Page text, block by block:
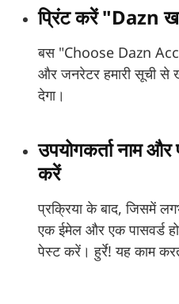
प्रिंट करें "Dazn
बस "Choose Dazn
और जनरेटर हमारी सूची से
देगा।
उपयोगकर्ता नाम
करें
प्रक्रिया के बाद, जिसमें
एक ईमेल और एक पासवर्ड
पेस्ट करें। हुर्रे! यह काम